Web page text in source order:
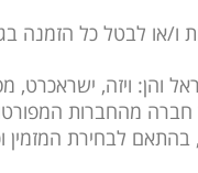
והן: ויזה, ישראכרט,
חברה מהחברות
לבחירת המזמין